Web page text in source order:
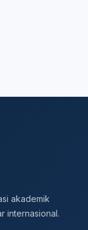
akademik
internasional.